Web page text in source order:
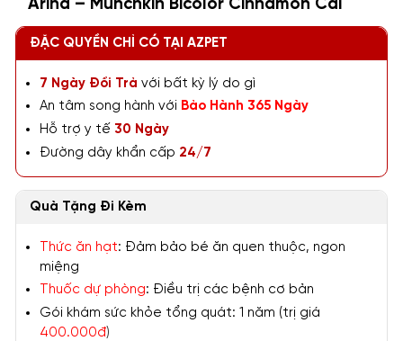
Arina – Munchkin Bicolor Cinnamon Cái
ĐẶC QUYỀN CHỈ CÓ TẠI AZPET
7 Ngày Đổi Trả với bất kỳ lý do gì
An tâm song hành với Bảo Hành 365 Ngày
Hỗ trợ y tế 30 Ngày
Đường dây khẩn cấp 24/7
Quà Tặng Đi Kèm
Thức ăn hạt: Đảm bảo bé ăn quen thuộc, ngon
miệng
Thuốc dự phòng: Điều trị các bệnh cơ bản
Gói khám sức khỏe tổng quát: 1 năm (trị giá
400.000đ)